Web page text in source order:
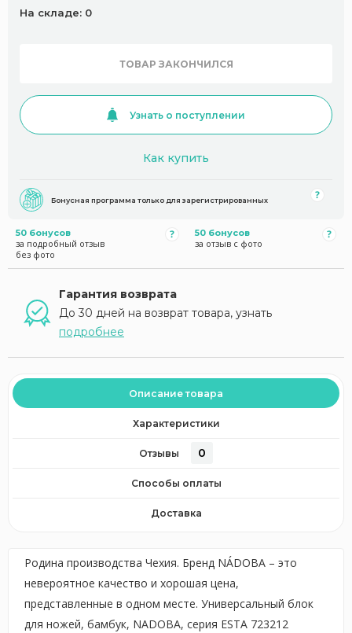
На складе: 0
ТОВАР ЗАКОНЧИЛСЯ
Узнать о поступлении
Как купить
Бонусная программа только для зарегистрированных
50 бонусов
за подробный отзыв
без фото
50 бонусов
за отзыв с фото
Гарантия возврата
До 30 дней на возврат товара, узнать
подробнее
Описание товара
Характеристики
Отзывы 0
Способы оплаты
Доставка
Родина производства Чехия. Бренд NÁDOBA – это
невероятное качество и хорошая цена,
представленные в одном месте. Универсальный блок
для ножей, бамбук, NADOBA, серия ESTA 723212